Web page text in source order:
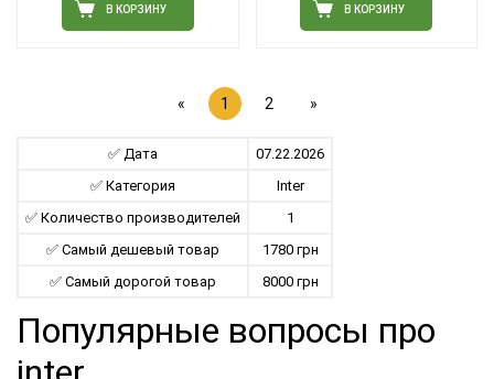
В КОРЗИНУ В КОРЗИНУ
« 1 2 »
✅ Дата
07.22.2026
✅ Категория
Inter
✅ Количество производителей
1
✅ Самый дешевый товар
1780 грн
✅ Самый дорогой товар
8000 грн
Популярные вопросы про